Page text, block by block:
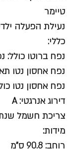
טיימר
נעילת הפעלה
כללי:
נפח ברוטו כולל:
נפח אחסון נטו תא
נפח אחסון נטו כולל:
דירוג אנרגטי: A
צריכת חשמל
מידות:
רוחב: 90.8 ס"מ